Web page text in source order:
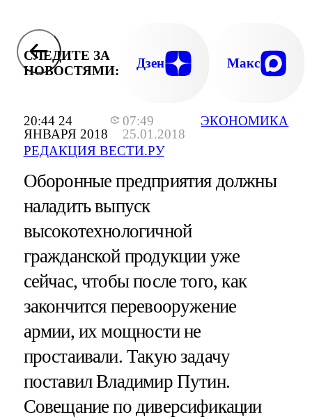
20:44 24
ЯНВАРЯ 2018
07:49
25.01.2018
РЕДАКЦИЯ ВЕСТИ.РУ
ЭКОНОМИКА
СЛЕДИТЕ ЗА
НОВОСТЯМИ:
Дзен Макс
Оборонные предприятия должны
наладить выпуск
высокотехнологичной
гражданской продукции уже
сейчас, чтобы после того, как
закончится перевооружение
армии, их мощности не
простаивали. Такую задачу
поставил Владимир Путин.
Совещание по диверсификации